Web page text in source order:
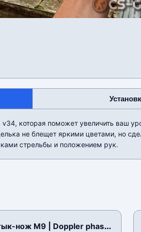
которая поможет увеличить ваш
не блещет яркими цветами, но
стрельбы и положением рук.
нож M9 | Doppler phase